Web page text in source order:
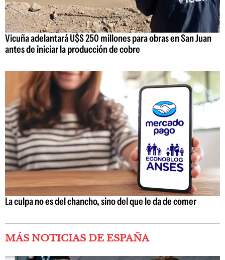
Vicuña adelantará U$S 250 millones para obras en San Juan
antes de iniciar la producción de cobre
La culpa no es del chancho, sino del que le da de comer
MÁS NOTICIAS DE ESPAÑA